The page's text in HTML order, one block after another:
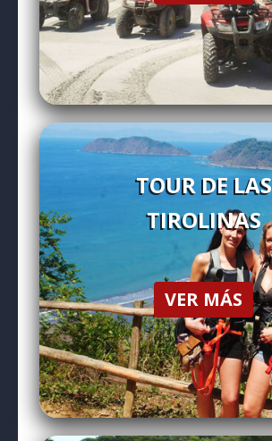
TOUR DE LAS
TIROLINAS
VER MÁS